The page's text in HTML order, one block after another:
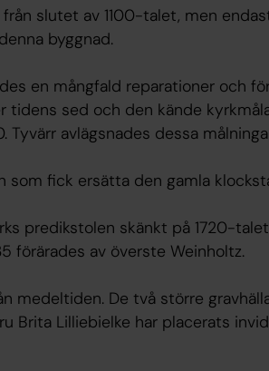
från slutet av 1100-talet, men
byggnad.
en mångfald reparationer och
tidens sed och den kände
Tyvärr avlägsnades dessa
som fick ersätta den gamla
predikstolen skänkt på 1720-
förärades av överste Weinholtz.
medeltiden. De två större
Brita Lilliebielke har placerats